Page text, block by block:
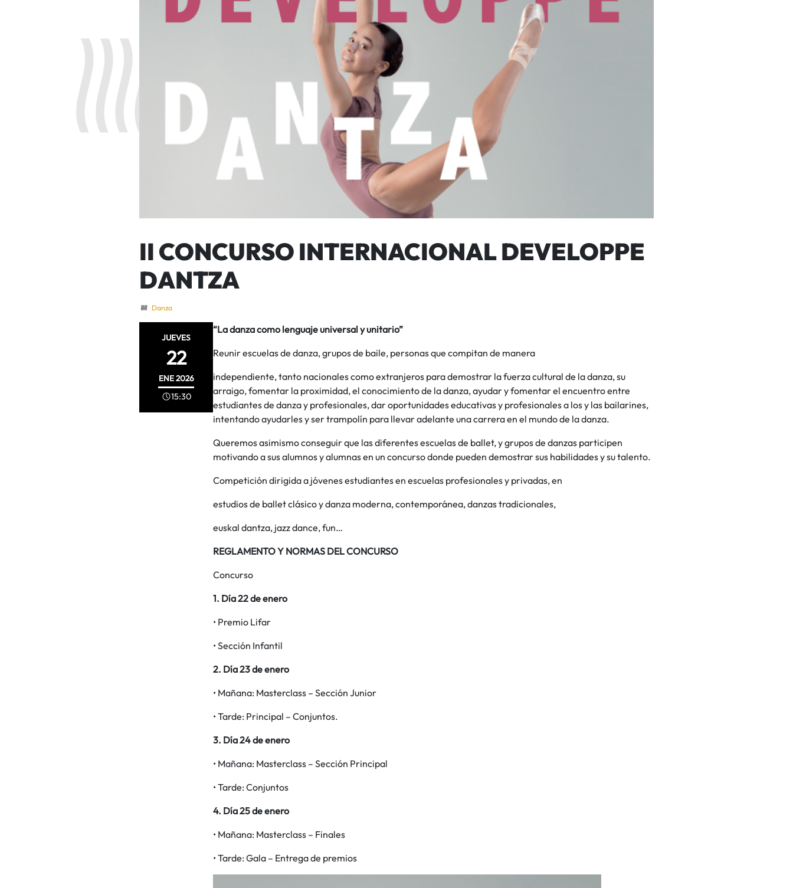
II CONCURSO INTERNACIONAL DEVELOPPE
DANTZA
Danza
JUEVES
22
ENE2026
15:30
“La danza como lenguaje universal y unitario”
Reunir escuelas de danza, grupos de baile, personas que compitan de manera
independiente, tanto nacionales como extranjeros para demostrar la fuerza cultural de la danza, su
arraigo, fomentar la proximidad, el conocimiento de la danza, ayudar y fomentar el encuentro entre
estudiantes de danza y profesionales, dar oportunidades educativas y profesionales a los y las bailarines,
intentando ayudarles y ser trampolín para llevar adelante una carrera en el mundo de la danza.
Queremos asimismo conseguir que las diferentes escuelas de ballet, y grupos de danzas participen
motivando a sus alumnos y alumnas en un concurso donde pueden demostrar sus habilidades y su talento.
Competición dirigida a jóvenes estudiantes en escuelas profesionales y privadas, en
estudios de ballet clásico y danza moderna, contemporánea, danzas tradicionales,
euskal dantza, jazz dance, fun…
REGLAMENTO Y NORMAS DEL CONCURSO
Concurso
1. Día 22 de enero
• Premio Lifar
• Sección Infantil
2. Día 23 de enero
• Mañana: Masterclass – Sección Junior
• Tarde: Principal – Conjuntos.
3. Día 24 de enero
• Mañana: Masterclass – Sección Principal
• Tarde: Conjuntos
4. Día 25 de enero
• Mañana: Masterclass – Finales
• Tarde: Gala – Entrega de premios